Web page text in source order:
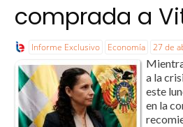
comprada a
Informe Exclusivo Economía 27 de
a la
este
en la